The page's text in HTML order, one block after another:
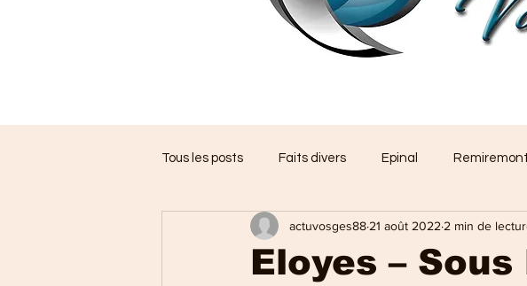
Tous les posts Faits divers Epinal Remiremont
Saint-Nabord Dommartin
Eloyes –
actuvosges88 21 août 2022 2 min de